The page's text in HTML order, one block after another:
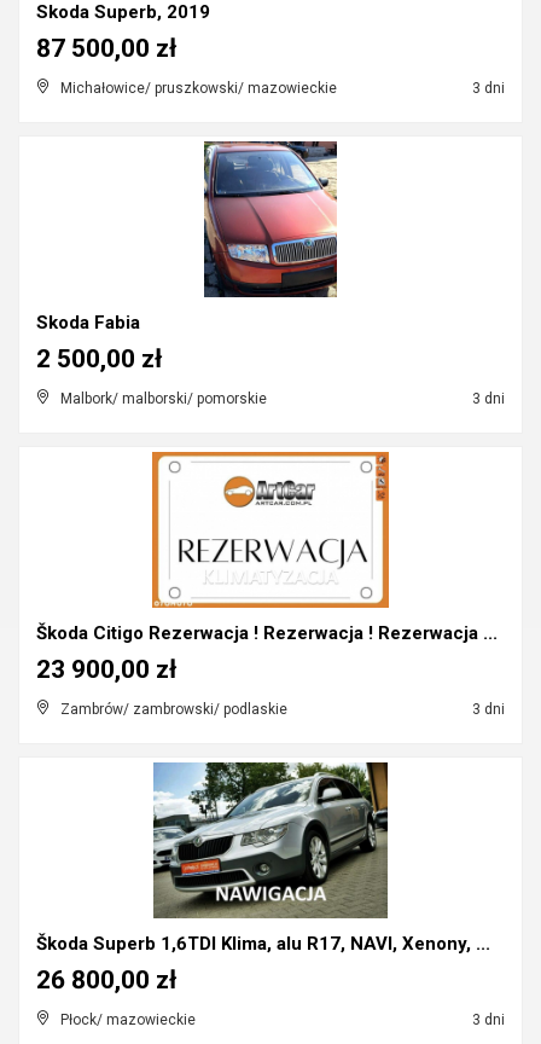
Skoda Superb, 2019
Michałowice/ pruszkowski/ mazowieckie 3 dni
87 500,00 zł
Skoda Fabia
Malbork/ malborski/ pomorskie 3 dni
2 500,00 zł
Škoda Citigo Rezerwacja ! Rezerwacja ! Rezerwacja ...
Zambrów/ zambrowski/ podlaskie 3 dni
23 900,00 zł
Škoda Superb 1,6TDI Klima, alu R17, NAVI, Xenony, ...
Płock/ mazowieckie 3 dni
26 800,00 zł